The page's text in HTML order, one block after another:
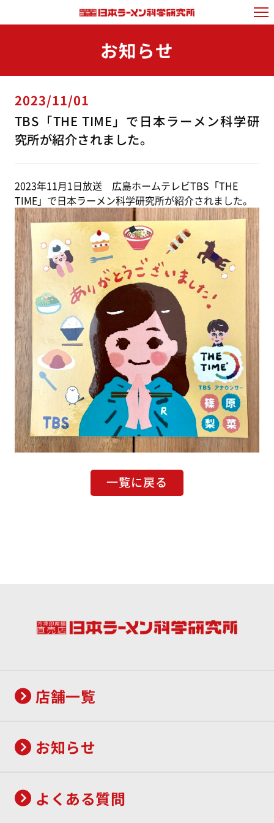
お知らせ
2023/11/01
TBS「THE TIME」で日本ラーメン科学研
究所が紹介されました。
2023年11月1日放送 広島ホームテレビTBS「THE
TIME」で日本ラーメン科学研究所が紹介されました。
一覧に戻る
店舗一覧
お知らせ
よくある質問